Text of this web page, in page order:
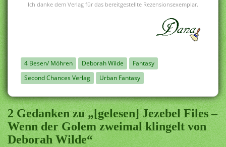
Ich danke dem Verlag für das bereitgestellte Rezensionsexemplar.
4 Besen/ Möhren Deborah Wilde
Fantasy
Second Chances Verlag
Urban Fantasy
2 Gedanken zu „[gelesen] Jezebel Files –
Wenn der Golem zweimal klingelt von
Deborah Wilde“